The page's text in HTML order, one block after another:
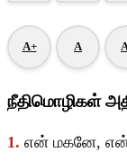
A+ A
நீதிமொழிகள்
1. என் மகனே,